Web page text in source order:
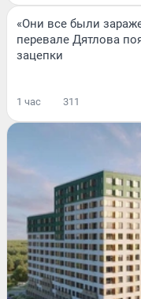
«Они все были
перевале Дятлова
зацепки
1 час 311